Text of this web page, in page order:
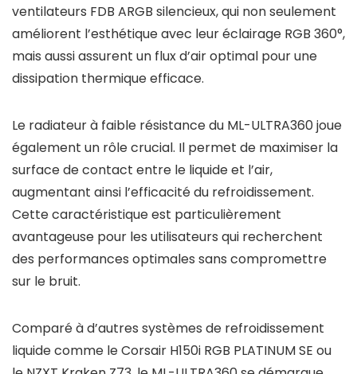
ventilateurs FDB ARGB silencieux, qui non seulement
améliorent l’esthétique avec leur éclairage RGB 360°,
mais aussi assurent un flux d’air optimal pour une
dissipation thermique efficace.
Le radiateur à faible résistance du ML-ULTRA360 joue
également un rôle crucial. Il permet de maximiser la
surface de contact entre le liquide et l’air,
augmentant ainsi l’efficacité du refroidissement.
Cette caractéristique est particulièrement
avantageuse pour les utilisateurs qui recherchent
des performances optimales sans compromettre
sur le bruit.
Comparé à d’autres systèmes de refroidissement
liquide comme le Corsair H150i RGB PLATINUM SE ou